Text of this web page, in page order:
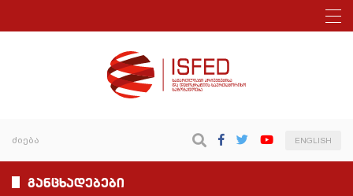
ENGLISH
განცხადებები